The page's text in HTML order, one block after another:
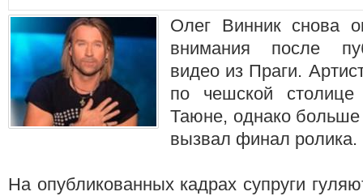
Олег Винник снова
внимания после
видео из Праги.
по чешской
Таюне, однако больше
вызвал финал ролика.
На опубликованных кадрах супруги